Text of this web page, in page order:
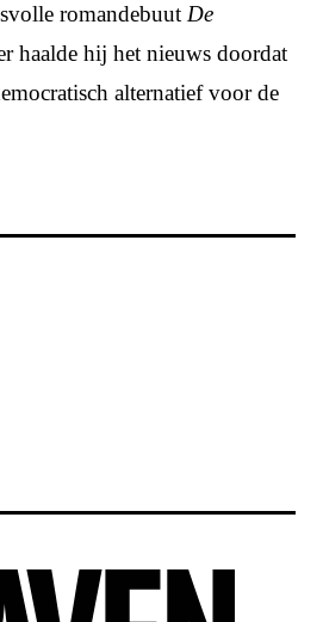
romandebuut De
haalde hij het nieuws doordat
alternatief voor de